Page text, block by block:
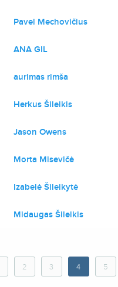
Pavel Mechovičius
ANA GIL
aurimas rimša
Herkus Šileikis
Jason Owens
Morta Misevičė
Izabelė Šileikytė
Midaugas Šileikis
2 3 4 5